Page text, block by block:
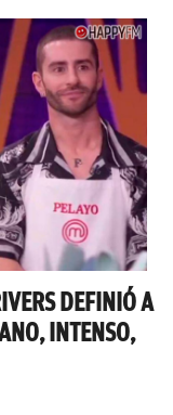
DEFINIÓ A
INTENSO,